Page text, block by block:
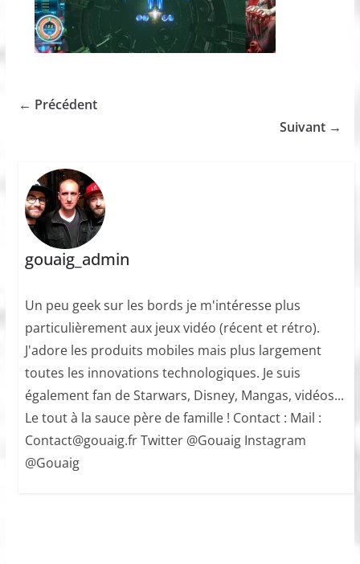
← Précédent
Suivant →
gouaig_admin
Un peu geek sur les bords je m'intéresse plus
particulièrement aux jeux vidéo (récent et rétro).
J'adore les produits mobiles mais plus largement
toutes les innovations technologiques. Je suis
également fan de Starwars, Disney, Mangas, vidéos...
Le tout à la sauce père de famille ! Contact : Mail :
Contact@gouaig.fr Twitter @Gouaig Instagram
@Gouaig